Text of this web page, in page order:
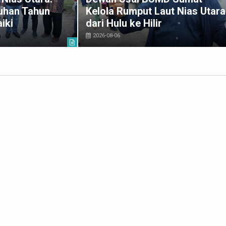
Tahun
Kelola Rumput Laut Nias Utara
dari Hulu ke Hilir
2026-08-06